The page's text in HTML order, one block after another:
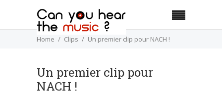
Home Clips Un premier clip pour NACH !
Un premier clip pour
NACH !